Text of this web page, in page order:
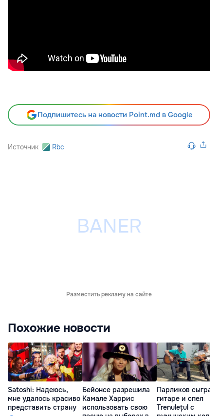
Подпишитесь на новости Point.md в Google
Источник Rbc
Разместить рекламу на сайте
Похожие новости
Satoshi: Надеюсь,
мне удалось красиво
представить страну
Бейонсе разрешила
Камале Харрис
использовать свою
Парликов сыграл
гитаре и спел
Trenulețul с